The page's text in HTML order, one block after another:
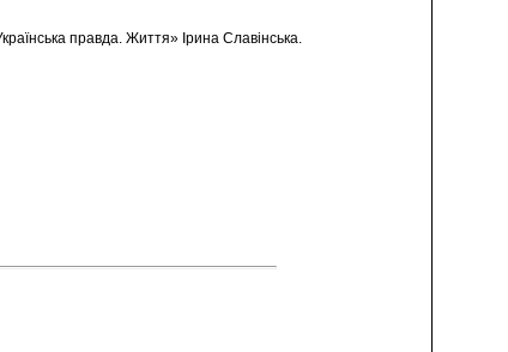
правда. Життя» Ірина Славінська.